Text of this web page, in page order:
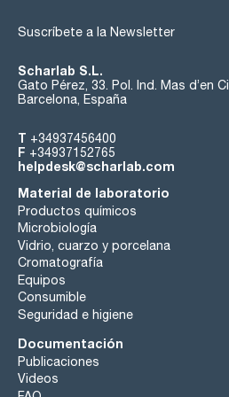
Suscríbete a la Newsletter
Scharlab S.L.
Gato Pérez, 33. Pol. Ind. Mas d’en
Barcelona, España
T +34937456400
F +34937152765
helpdesk@scharlab.com
Material de laboratorio
Productos químicos
Microbiología
Vidrio, cuarzo y porcelana
Cromatografía
Equipos
Consumible
Seguridad e higiene
Documentación
Publicaciones
Videos